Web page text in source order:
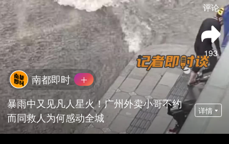
评论
193
南都即时
暴雨中又见凡人星火！广州外卖小哥不约
而同救人为何感动全城
详情